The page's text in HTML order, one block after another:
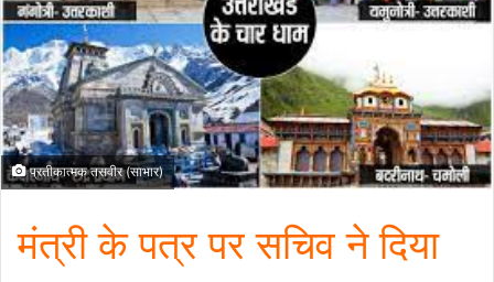
प्रतीकात्मक तसवीर (साभार)
मंत्री के पत्र पर सचिव ने दिया